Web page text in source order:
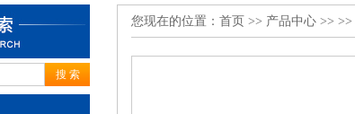
您现在的位置： 首页 >> 产品中心 >> >>